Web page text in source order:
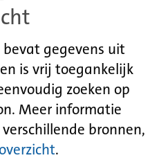
gegevens uit
is vrij toegankelijk
zoeken op
Meer informatie
bronnen,
.